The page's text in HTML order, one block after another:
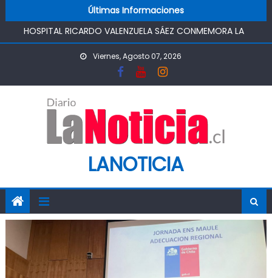
Últimas Informaciones
SEMANA MUNDIAL DE LA LACTANCIA MATERNA
PROMOVIENDO UN COMIENZO DE VIDA SALUDABLE
IMPULSA AGUA DE AGROSUPER PERMITIRÁ LA
CONSTRUCCIÓN DE POZO DEL SSR CALIFORNIA Y
FORTALECERA EL ABASTECIMIENTO DE AGUA POTABLE DE LA
COMUNIDAD
MINISTRO DE AGRICULTURA REALIZA GIRA POR CINCO
REGIONES PARA MONITOREAR EFECTOS DEL SISTEMA
FRONTAL Y APOYAR AL SECTOR AGRÍCOLA
ESTRATÉGICA A LOS LIBERTADORES
RANCAGUA: NUEVO OPERATIVO DEJA UN RECINTO
CLAUSURADO Y OTRO CON PROHIBICIÓN DE
FUNCIONAMIENTO
Viernes, Agosto 07, 2026
LANOTICIA